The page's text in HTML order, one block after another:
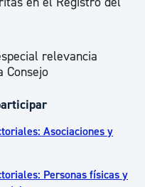
relevancia
Consejo
Asociaciones y
Personas físicas y